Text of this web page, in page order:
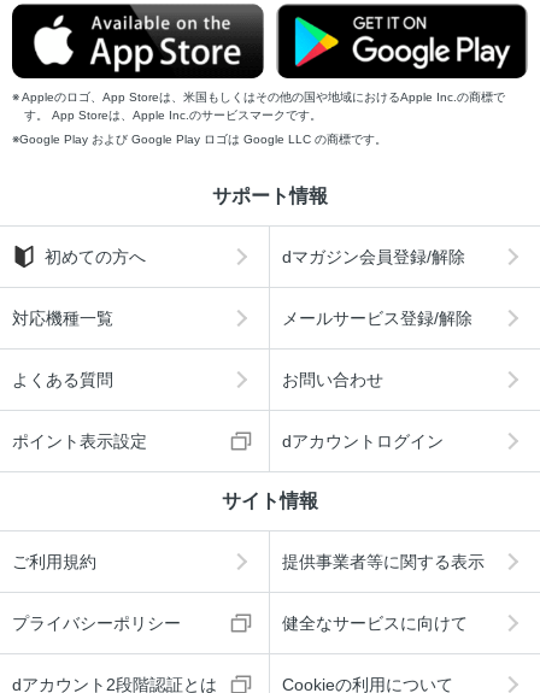
Appleのロゴ、App Storeは、米国もしくはその他の国や地域におけるApple Inc.の商標で
す。 App Storeは、Apple Inc.のサービスマークです。
Google Play および Google Play ロゴは Google LLC の商標です。
サポート情報
初めての方へ dマガジン会員登録/解除
対応機種一覧 メールサービス登録/解除
よくある質問 お問い合わせ
ポイント表示設定 dアカウントログイン
サイト情報
ご利用規約 提供事業者等に関する表示
プライバシーポリシー 健全なサービスに向けて
dアカウント2段階認証とは Cookieの利用について